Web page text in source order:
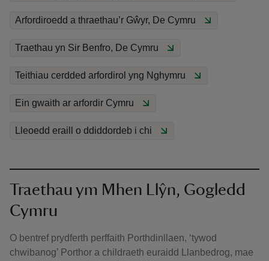
Arfordiroedd a thraethau’r Gŵyr, De Cymru
Traethau yn Sir Benfro, De Cymru
Teithiau cerdded arfordirol yng Nghymru
Ein gwaith ar arfordir Cymru
Lleoedd eraill o ddiddordeb i chi
Traethau ym Mhen Llŷn, Gogledd
Cymru
O bentref prydferth perffaith Porthdinllaen, ‘tywod
chwibanog’ Porthor a childraeth euraidd Llanbedrog, mae